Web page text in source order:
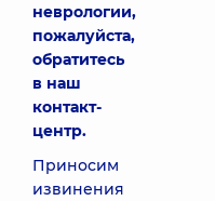
неврологии,
пожалуйста,
обратитесь
в наш
контакт-
центр.
Приносим
извинения